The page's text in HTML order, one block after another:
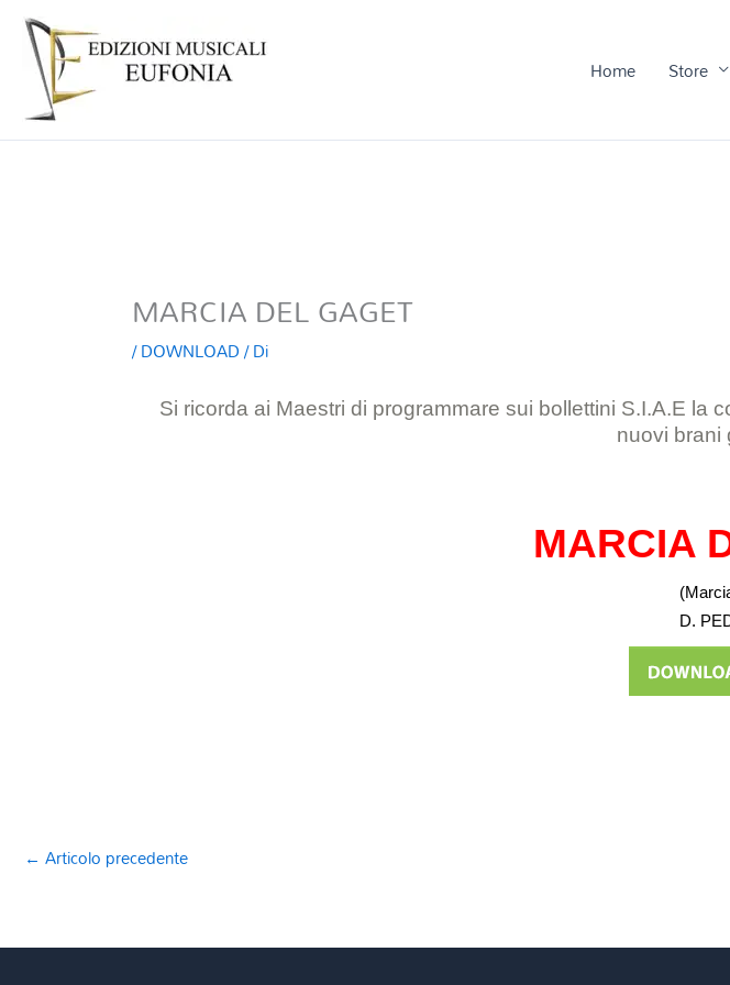
Home Store
MARCIA DEL GAGET
/DOWNLOAD/ Di
Si ricorda ai Maestri di programmare sui bollettini S.I.A.E la
nuovi brani
MARCIA
D.
← Articolo precedente